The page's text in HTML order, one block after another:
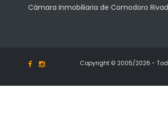
Cámara Inmobiliaria de Comodoro
Copyright © 2005/2026 -